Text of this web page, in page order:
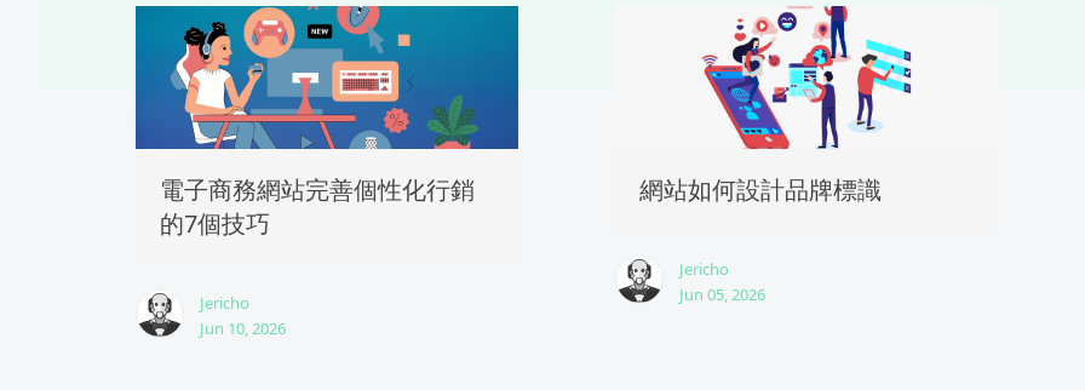
電子商務網站完善個性化行銷
的7個技巧
Jericho
Jun 10, 2026
網站如何設計品牌標識
Jericho
Jun 05, 2026